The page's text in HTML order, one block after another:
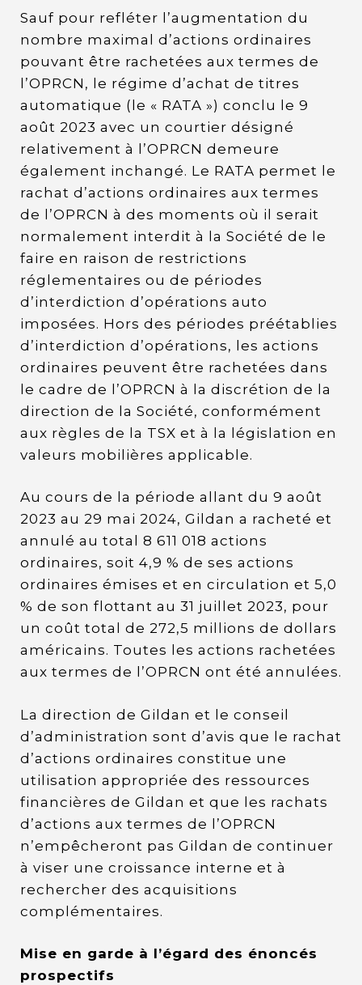
Sauf pour refléter l’augmentation du
nombre maximal d’actions ordinaires
pouvant être rachetées aux termes de
l’OPRCN, le régime d’achat de titres
automatique (le « RATA ») conclu le 9
août 2023 avec un courtier désigné
relativement à l’OPRCN demeure
également inchangé. Le RATA permet le
rachat d’actions ordinaires aux termes
de l’OPRCN à des moments où il serait
normalement interdit à la Société de le
faire en raison de restrictions
réglementaires ou de périodes
d’interdiction d’opérations auto
imposées. Hors des périodes préétablies
d’interdiction d’opérations, les actions
ordinaires peuvent être rachetées dans
le cadre de l’OPRCN à la discrétion de la
direction de la Société, conformément
aux règles de la TSX et à la législation en
valeurs mobilières applicable.
Au cours de la période allant du 9 août
2023 au 29 mai 2024, Gildan a racheté et
annulé au total 8 611 018 actions
ordinaires, soit 4,9 % de ses actions
ordinaires émises et en circulation et 5,0
% de son flottant au 31 juillet 2023, pour
un coût total de 272,5 millions de dollars
américains. Toutes les actions rachetées
aux termes de l’OPRCN ont été annulées.
La direction de Gildan et le conseil
d’administration sont d’avis que le rachat
d’actions ordinaires constitue une
utilisation appropriée des ressources
financières de Gildan et que les rachats
d’actions aux termes de l’OPRCN
n’empêcheront pas Gildan de continuer
à viser une croissance interne et à
rechercher des acquisitions
complémentaires.
Mise en garde à l’égard des énoncés
prospectifs